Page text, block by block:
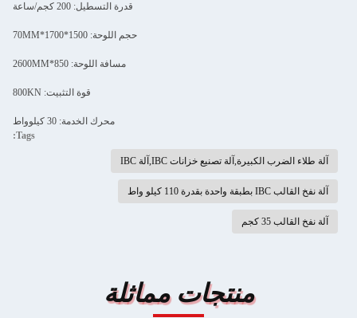
قدرة التسطيل: 200 كجم/ساعة
حجم اللوحة: 1500*1700*70MM
مسافة اللوحة: 850*2600MM
قوة التثبيت: 800KN
محرك الخدمة: 30 كيلوواط
Tags:
آلة طلاء الضرب الكبيرة,آلة تصنيع خزانات IBC,آلة IBC
آلة نفخ القالب IBC بطبقة واحدة بقدرة 110 كيلو واط
آلة نفخ القالب 35 كجم
منتجات مماثلة